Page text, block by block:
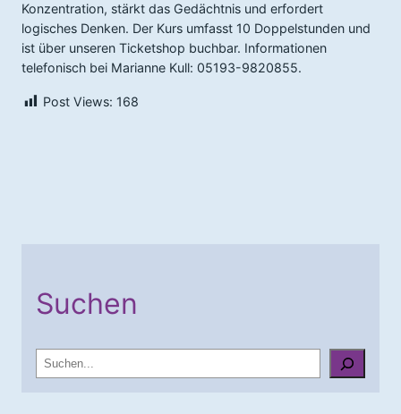
Konzentration, stärkt das Gedächtnis und erfordert
logisches Denken. Der Kurs umfasst 10 Doppelstunden und
ist über unseren Ticketshop buchbar. Informationen
telefonisch bei Marianne Kull: 05193-9820855.
Post Views: 168
Suchen
u